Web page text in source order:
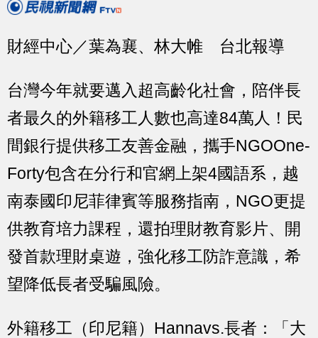
財經中心／葉為襄、林大帷 台北報導
台灣今年就要邁入超高齡化社會，陪伴長
者最久的外籍移工人數也高達84萬人！民
間銀行提供移工友善金融，攜手NGOOne-
Forty包含在分行和官網上架4國語系，越
南泰國印尼菲律賓等服務指南，NGO更提
供教育培力課程，還拍理財教育影片、開
發首款理財桌遊，強化移工防詐意識，希
望降低長者受騙風險。
外籍移工（印尼籍）Hannavs.長者：「大